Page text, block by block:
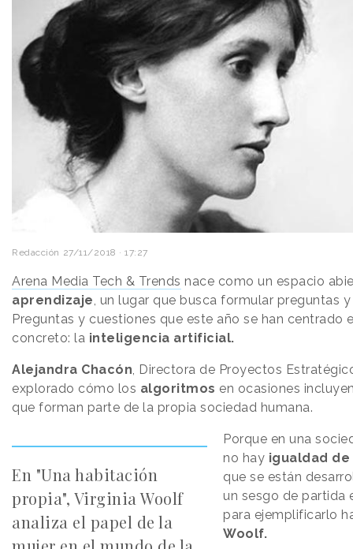
Redacción 27/11/2018 · 17:27
Arena Media Tech & Trends nace como un espacio
aprendizaje , un lugar que busca formular preguntas
Preguntas y cuestiones que este año se han centrado
concreto: la inteligencia artificial.
Alejandra Chacón , Directora de Proyectos
explorado cómo los algoritmos en ocasiones
que forman parte de la propia sociedad humana.
En "Una habitación
propia", Virginia Woolf
analiza el papel de la
Porque en una
no hay igualdad
que se están
un sesgo de partida
para ejemplificarlo
Woolf.